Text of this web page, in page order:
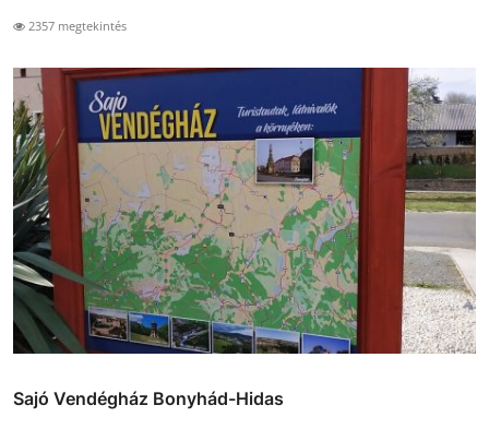
2357 megtekintés
Sajó Vendégház Bonyhád-Hidas